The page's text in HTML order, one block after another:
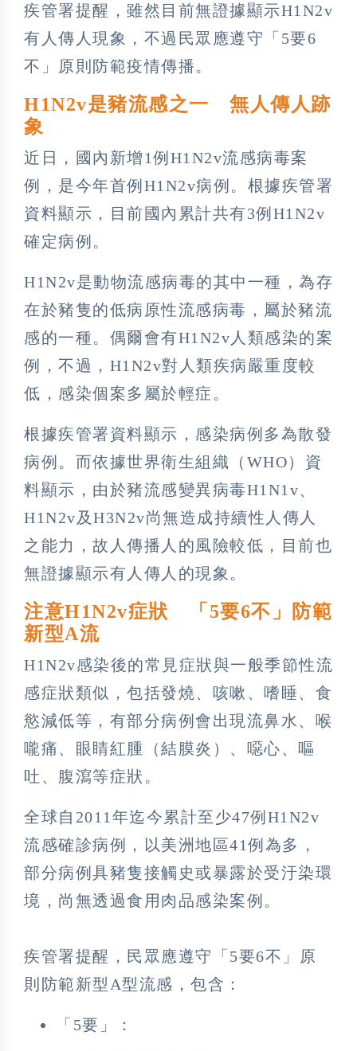
疾管署提醒，雖然目前無證據顯示H1N2v
有人傳人現象，不過民眾應遵守「5要6
不」原則防範疫情傳播。
H1N2v是豬流感之一 無人傳人跡
象
近日，國內新增1例H1N2v流感病毒案
例，是今年首例H1N2v病例。根據疾管署
資料顯示，目前國內累計共有3例H1N2v
確定病例。
H1N2v是動物流感病毒的其中一種，為存
在於豬隻的低病原性流感病毒，屬於豬流
感的一種。偶爾會有H1N2v人類感染的案
例，不過，H1N2v對人類疾病嚴重度較
低，感染個案多屬於輕症。
根據疾管署資料顯示，感染病例多為散發
病例。而依據世界衛生組織（WHO）資
料顯示，由於豬流感變異病毒H1N1v、
H1N2v及H3N2v尚無造成持續性人傳人
之能力，故人傳播人的風險較低，目前也
無證據顯示有人傳人的現象。
注意H1N2v症狀 「5要6不」防範
新型A流
H1N2v感染後的常見症狀與一般季節性流
感症狀類似，包括發燒、咳嗽、嗜睡、食
慾減低等，有部分病例會出現流鼻水、喉
嚨痛、眼睛紅腫（結膜炎）、噁心、嘔
吐、腹瀉等症狀。
全球自2011年迄今累計至少47例H1N2v
流感確診病例，以美洲地區41例為多，
部分病例具豬隻接觸史或暴露於受汙染環
境，尚無透過食用肉品感染案例。
疾管署提醒，民眾應遵守「5要6不」原
則防範新型A型流感，包含：
「5要」：